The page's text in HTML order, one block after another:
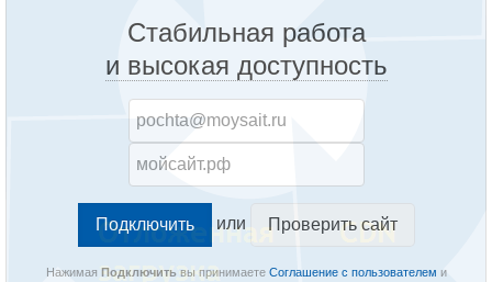
Стабильная работа
и высокая доступность
или Проверить сайт
Нажимая Подключитьвы принимаете Соглашение с пользователем и